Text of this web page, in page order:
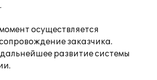
осуществляется
заказчика.
развитие системы